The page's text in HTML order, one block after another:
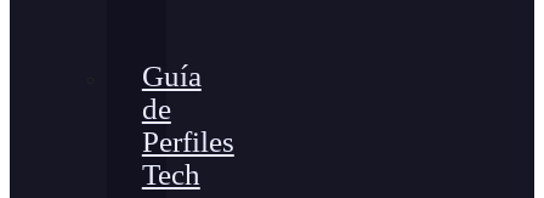
Guía
de
Perfiles
Tech